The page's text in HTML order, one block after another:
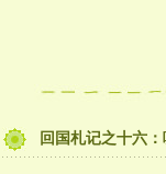
回国札记之十六